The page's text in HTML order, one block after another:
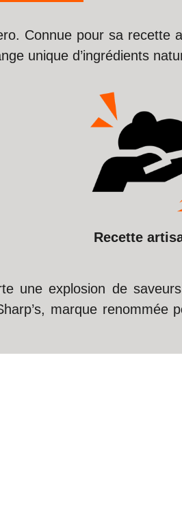
Connue pour sa recette
unique d’ingrédients
Recette
une explosion de
marque renommée